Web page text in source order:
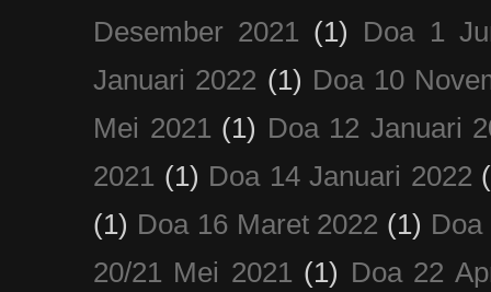
Desember 2021 (1)
Doa 1
Januari 2022 (1) Doa 10
Mei 2021 (1) Doa 12 Januari
2021 (1) Doa 14 Januari 2022
(1) Doa 16 Maret 2022 (1) Doa
20/21 Mei 2021 (1) Doa 22